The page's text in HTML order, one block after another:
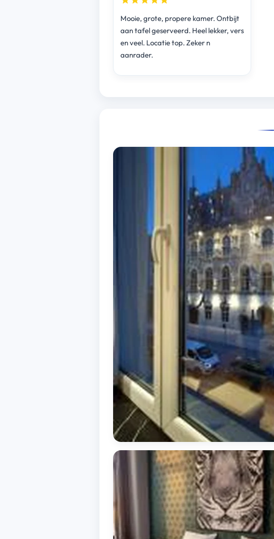
Mooie, grote, propere kamer. Ontbijt
aan tafel geserveerd. Heel lekker, vers
en veel. Locatie top. Zeker n
aanrader.